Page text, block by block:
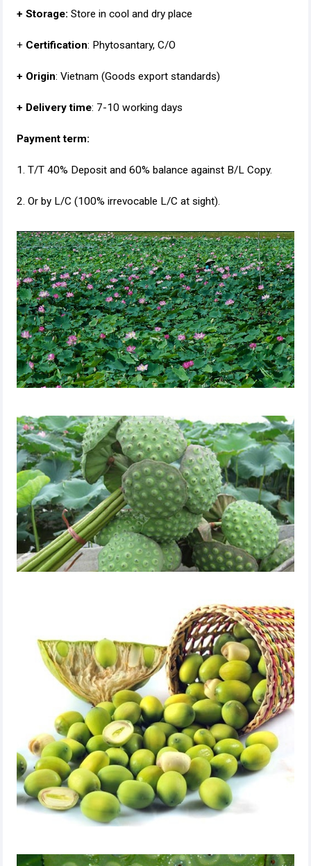
+ Storage: Store in cool and dry place
+ Certification: Phytosantary, C/O
+ Origin: Vietnam (Goods export standards)
+ Delivery time: 7-10 working days
Payment term:
1. T/T 40% Deposit and 60% balance against B/L Copy.
2. Or by L/C (100% irrevocable L/C at sight).